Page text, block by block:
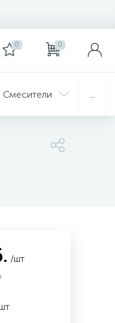
0 0
Смесители
/шт